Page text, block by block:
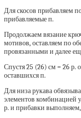
Для скосов прибавляем
прибавляемые п.
Продолжаем вязание
мотивов, оставляем по
провязанными и далее
Спустя 25 (26) см = 26 р.
оставшихся п.
Для низа рукава
элементов комбинацией
р. и прибавки выполняем,